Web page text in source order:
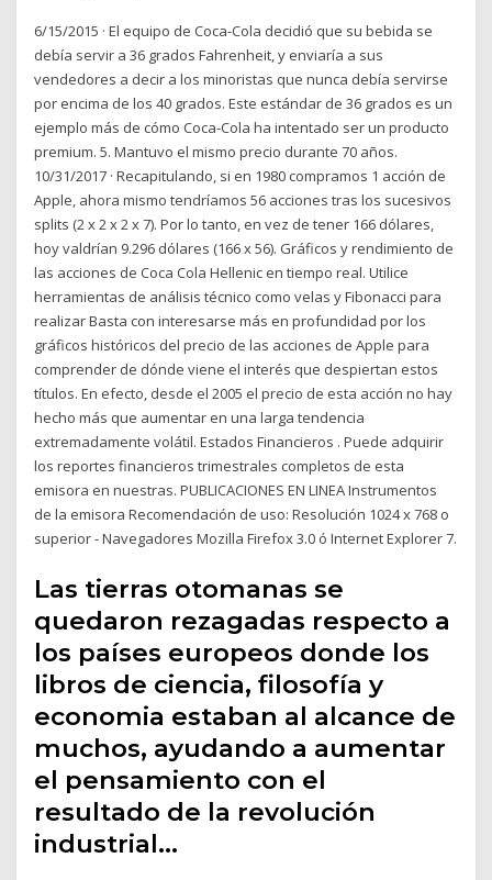
6/15/2015 · El equipo de Coca-Cola decidió que su bebida se
debía servir a 36 grados Fahrenheit, y enviaría a sus
vendedores a decir a los minoristas que nunca debía servirse
por encima de los 40 grados. Este estándar de 36 grados es un
ejemplo más de cómo Coca-Cola ha intentado ser un producto
premium. 5. Mantuvo el mismo precio durante 70 años.
10/31/2017 · Recapitulando, si en 1980 compramos 1 acción de
Apple, ahora mismo tendríamos 56 acciones tras los sucesivos
splits (2 x 2 x 2 x 7). Por lo tanto, en vez de tener 166 dólares,
hoy valdrían 9.296 dólares (166 x 56). Gráficos y rendimiento de
las acciones de Coca Cola Hellenic en tiempo real. Utilice
herramientas de análisis técnico como velas y Fibonacci para
realizar Basta con interesarse más en profundidad por los
gráficos históricos del precio de las acciones de Apple para
comprender de dónde viene el interés que despiertan estos
títulos. En efecto, desde el 2005 el precio de esta acción no hay
hecho más que aumentar en una larga tendencia
extremadamente volátil. Estados Financieros . Puede adquirir
los reportes financieros trimestrales completos de esta
emisora en nuestras. PUBLICACIONES EN LINEA Instrumentos
de la emisora Recomendación de uso: Resolución 1024 x 768 o
superior - Navegadores Mozilla Firefox 3.0 ó Internet Explorer 7.
Las tierras otomanas se
quedaron rezagadas respecto a
los países europeos donde los
libros de ciencia, filosofía y
economia estaban al alcance de
muchos, ayudando a aumentar
el pensamiento con el
resultado de la revolución
industrial…